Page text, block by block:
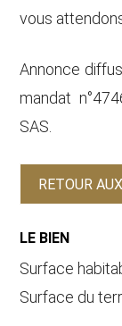
vous
Annonce
mandat
SAS.
RETOUR
LE BIEN
Surface
Surface du